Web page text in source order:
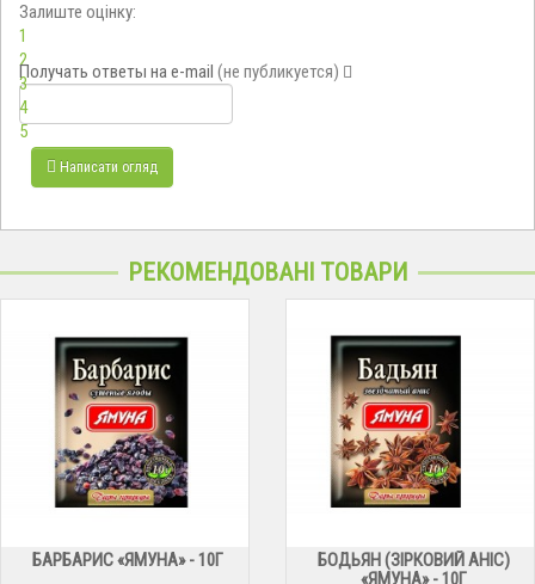
Залиште оцінку:
1
2
3
4
5
Получать ответы на e-mail (не публикуется)
Написати огляд
РЕКОМЕНДОВАНІ ТОВАРИ
БАРБАРИС «ЯМУНА» - 10Г
БОДЬЯН (ЗІРКОВИЙ АНІС)
«ЯМУНА» - 10Г